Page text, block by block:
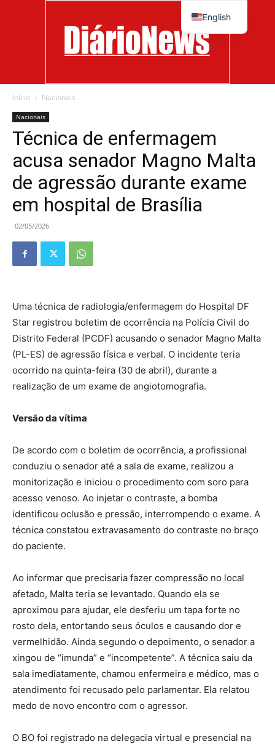
News
Início Nacionais
Nacionais
Técnica de enfermagem
acusa senador Magno Malta
de agressão durante exame
em hospital de Brasília
02/05/2026
Uma técnica de radiologia/enfermagem do Hospital DF
Star registrou boletim de ocorrência na Polícia Civil do
Distrito Federal (PCDF) acusando o senador Magno Malta
(PL-ES) de agressão física e verbal. O incidente teria
ocorrido na quinta-feira (30 de abril), durante a
realização de um exame de angiotomografia.
Versão da vítima
De acordo com o boletim de ocorrência, a profissional
conduziu o senador até a sala de exame, realizou a
monitorização e iniciou o procedimento com soro para
acesso venoso. Ao injetar o contraste, a bomba
identificou oclusão e pressão, interrompendo o exame. A
técnica constatou extravasamento do contraste no braço
do paciente.
Ao informar que precisaria fazer compressão no local
afetado, Malta teria se levantado. Quando ela se
aproximou para ajudar, ele desferiu um tapa forte no
rosto dela, entortando seus óculos e causando dor e
vermelhidão. Ainda segundo o depoimento, o senador a
xingou de “imunda” e “incompetente”. A técnica saiu da
sala imediatamente, chamou enfermeira e médico, mas o
atendimento foi recusado pelo parlamentar. Ela relatou
medo de novo encontro com o agressor.
O BO foi registrado na delegacia virtual e presencial na
English